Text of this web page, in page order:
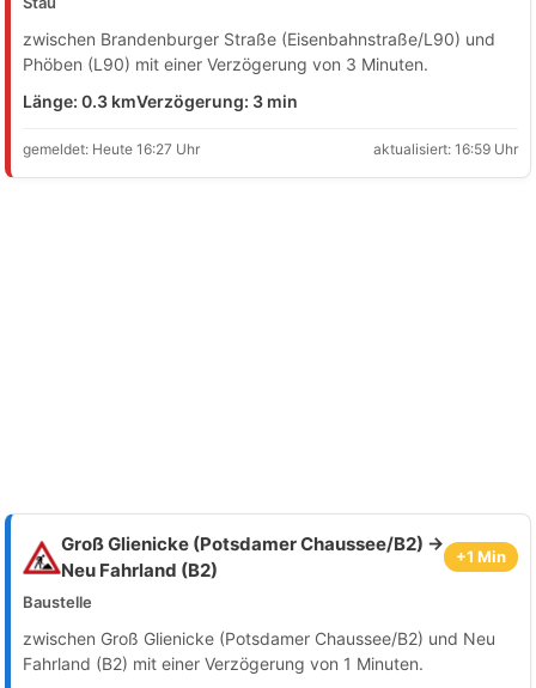
zwischen Brandenburger Straße (Eisenbahnstraße/L90) und
Phöben (L90) mit einer Verzögerung von 3 Minuten.
Länge: 0.3 kmVerzögerung: 3 min
gemeldet: Heute 16:27 Uhr aktualisiert: 16:59 Uhr
Groß Glienicke (Potsdamer Chaussee/B2) →
Neu Fahrland (B2)
+1 Min
Baustelle
zwischen Groß Glienicke (Potsdamer Chaussee/B2) und Neu
Fahrland (B2) mit einer Verzögerung von 1 Minuten.